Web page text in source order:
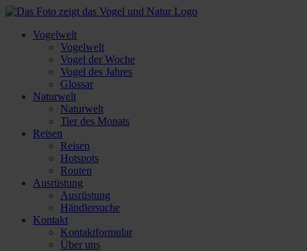
Vogelwelt
Vogelwelt
Vogel der Woche
Vogel des Jahres
Glossar
Naturwelt
Naturwelt
Tier des Monats
Reisen
Reisen
Hotspots
Routen
Ausrüstung
Ausrüstung
Händlersuche
Kontakt
Kontaktformular
Über uns